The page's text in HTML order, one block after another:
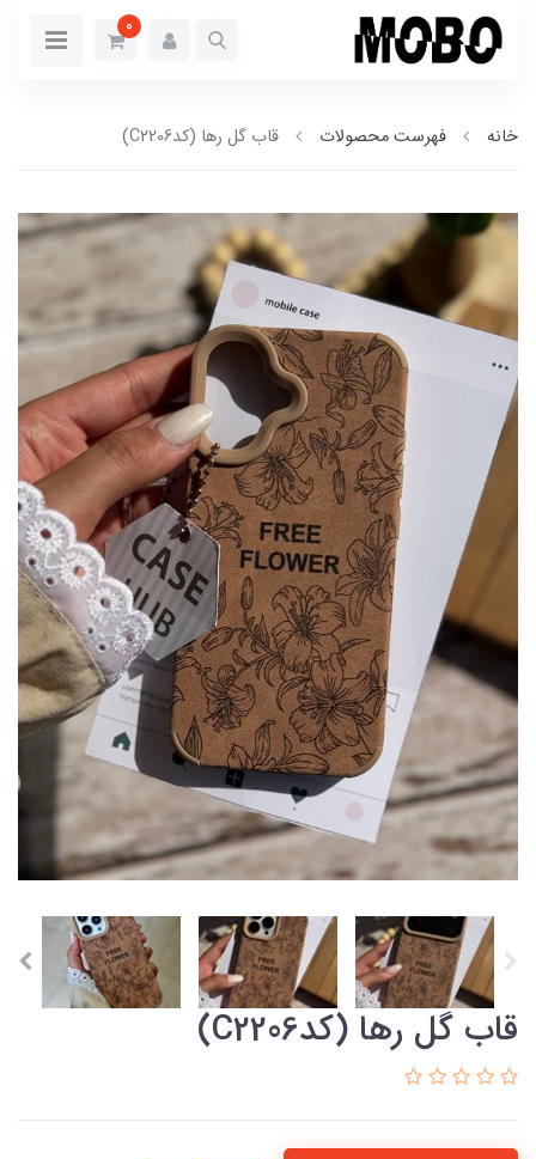
0
خانه فهرست محصولات قاب گل رها (کدC2206)
قاب گل رها (کدC2206)